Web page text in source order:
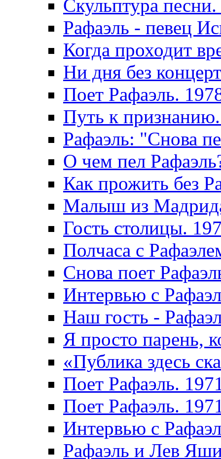
Скульптура
Рафаэль - певец
Когда проходит
Ни дня без
Поет Рафаэль.
Путь к
Рафаэль: "Снова
О чем пел
Как прожить без
Малыш из
Гость столицы.
Полчаса с
Снова поет
Интервью с
Наш гость -
Я просто парень,
«Публика здесь
Поет Рафаэль.
Поет Рафаэль.
Интервью с
Рафаэль и Лев